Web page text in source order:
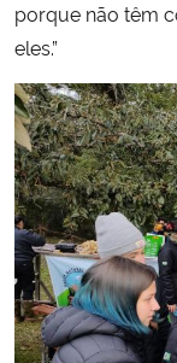
porque não têm
eles.”